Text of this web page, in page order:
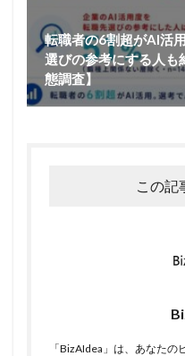
転職者の6割超がAI活
選びの参考にする人
態調査】
この記
「BizAIdea」は、あなた